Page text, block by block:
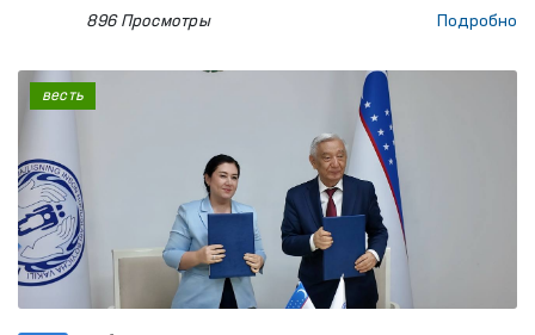
Абдувохидовой организовал выездной приём в
с целью изучения обращений граждан на
месте.
896 Просмотры Подробно
весть